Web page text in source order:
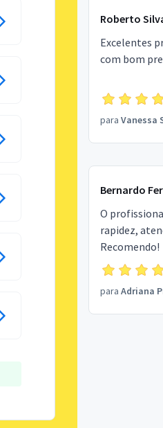
Roberto
Excelentes
com bom
para Vanessa
Bernardo
O
rapidez,
Recomendo!
para Adriana